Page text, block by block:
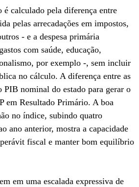
calculado pela diferença entre
pelas arrecadações em impostos,
- e a despesa primária
com saúde, educação,
por exemplo -, sem incluir
no cálculo. A diferença entre as
nominal do estado para gerar o
em Resultado Primário. A boa
no índice, subindo quatro
ano anterior, mostra a capacidade
fiscal e manter bom equilíbrio
em uma escalada expressiva de